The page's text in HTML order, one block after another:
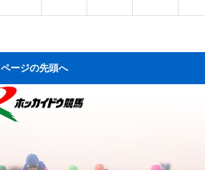
ページの先頭へ